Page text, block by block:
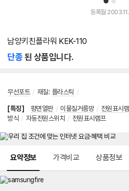
1 2
등록월 2003.11.
남양키친플라워 KEK-110
단종된 상품입니다.
무선포트 / 재질: 플라스틱 /
[특징] 평면열판 / 이물질거름망 / 전원표시
방식 / 자동전원스위치 / 전원표시램프
요약정보 가격비교 상품정보